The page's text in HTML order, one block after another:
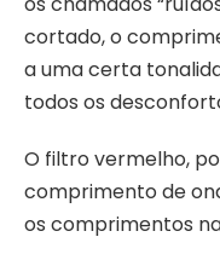
cortado, o
a uma certa
todos os
O filtro vermelho,
comprimento de
os comprimentos